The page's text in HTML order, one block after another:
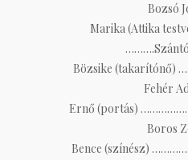
Bozsó
Marika (Attika
……….
Bözsike
Fehér
Ernő (portás)
Boros
Bence (színész)